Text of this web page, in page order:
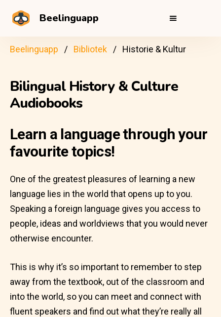
Beelinguapp
Beelinguapp Bibliotek Historie & Kultur
Bilingual History & Culture
Audiobooks
Learn a language through your
favourite topics!
One of the greatest pleasures of learning a new
language lies in the world that opens up to you.
Speaking a foreign language gives you access to
people, ideas and worldviews that you would never
otherwise encounter.
This is why it’s so important to remember to step
away from the textbook, out of the classroom and
into the world, so you can meet and connect with
fluent speakers and find out what they’re really all